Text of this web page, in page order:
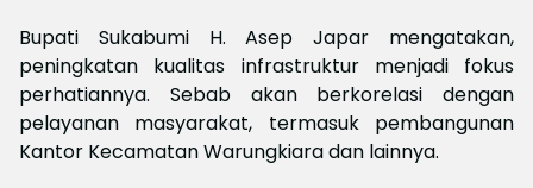
Bupati Sukabumi H. Asep Japar mengatakan,
peningkatan kualitas infrastruktur menjadi fokus
perhatiannya. Sebab akan berkorelasi dengan
pelayanan masyarakat, termasuk pembangunan
Kantor Kecamatan Warungkiara dan lainnya.